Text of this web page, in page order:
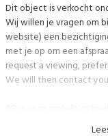
Dit object is verkocht
Wij willen je vragen om
website) een
met je op om een
request a viewing,
We will then contact